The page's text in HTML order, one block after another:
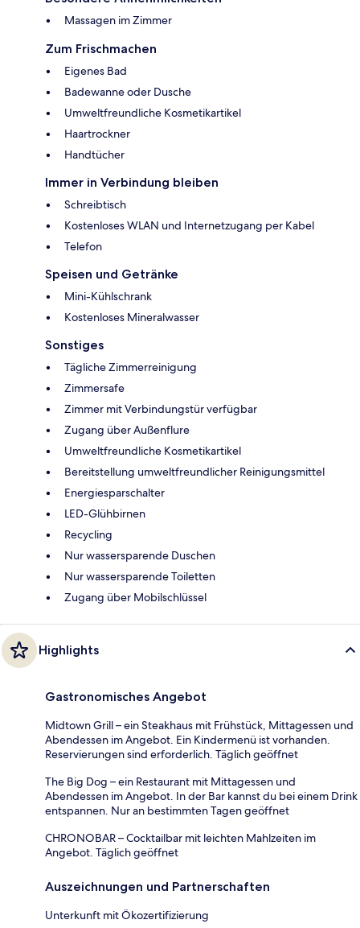
Massagen im Zimmer
Zum Frischmachen
Eigenes Bad
Badewanne oder Dusche
Umweltfreundliche Kosmetikartikel
Haartrockner
Handtücher
Immer in Verbindung bleiben
Schreibtisch
Kostenloses WLAN und Internetzugang per Kabel
Telefon
Speisen und Getränke
Mini-Kühlschrank
Kostenloses Mineralwasser
Sonstiges
Tägliche Zimmerreinigung
Zimmersafe
Zimmer mit Verbindungstür verfügbar
Zugang über Außenflure
Umweltfreundliche Kosmetikartikel
Bereitstellung umweltfreundlicher Reinigungsmittel
Energiesparschalter
LED-Glühbirnen
Recycling
Nur wassersparende Duschen
Nur wassersparende Toiletten
Zugang über Mobilschlüssel
Highlights
Gastronomisches Angebot
Midtown Grill – ein Steakhaus mit Frühstück, Mittagessen und
Abendessen im Angebot. Ein Kindermenü ist vorhanden.
Reservierungen sind erforderlich. Täglich geöffnet
The Big Dog – ein Restaurant mit Mittagessen und
Abendessen im Angebot. In der Bar kannst du bei einem Drink
entspannen. Nur an bestimmten Tagen geöffnet
CHRONOBAR – Cocktailbar mit leichten Mahlzeiten im
Angebot. Täglich geöffnet
Auszeichnungen und Partnerschaften
Unterkunft mit Ökozertifizierung